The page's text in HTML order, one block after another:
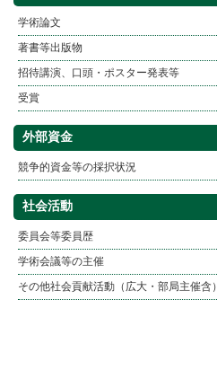
学術論文
著書等出版物
招待講演、口頭・ポスター発表等
受賞
外部資金
競争的資金等の採択状況
社会活動
委員会等委員歴
学術会議等の主催
その他社会貢献活動（広大・部局主催含）